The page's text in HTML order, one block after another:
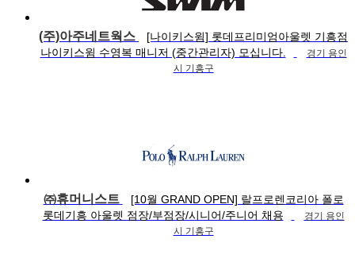
(주)아주네트웍스
[나이키스윔] 롯데프리미엄아울렛 기흥점
나이키스윔 수영복 매니저 (중간관리자) 모십니다.
경기 용인
시 기흥구
㈜휴머니스트
[10월 GRAND OPEN] 랄프로렌코리아 폴로
롯데기흥 아울렛 점장/부점장/시니어/주니어 채용
경기 용인
시 기흥구